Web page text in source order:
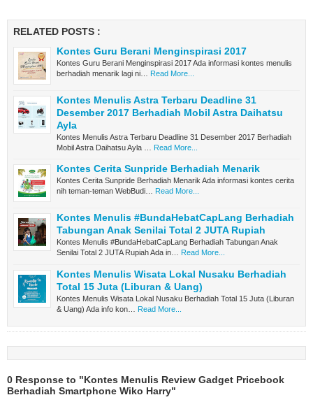
RELATED POSTS :
Kontes Guru Berani Menginspirasi 2017
Kontes Guru Berani Menginspirasi 2017 Ada informasi kontes menulis
berhadiah menarik lagi ni…
Read More...
Kontes Menulis Astra Terbaru Deadline 31
Desember 2017 Berhadiah Mobil Astra Daihatsu
Ayla
Kontes Menulis Astra Terbaru Deadline 31 Desember 2017 Berhadiah
Mobil Astra Daihatsu Ayla …
Read More...
Kontes Cerita Sunpride Berhadiah Menarik
Kontes Cerita Sunpride Berhadiah Menarik Ada informasi kontes cerita
nih teman-teman WebBudi…
Read More...
Kontes Menulis #BundaHebatCapLang Berhadiah
Tabungan Anak Senilai Total 2 JUTA Rupiah
Kontes Menulis #BundaHebatCapLang Berhadiah Tabungan Anak
Senilai Total 2 JUTA Rupiah Ada in… Read More...
Kontes Menulis Wisata Lokal Nusaku Berhadiah
Total 15 Juta (Liburan & Uang)
Kontes Menulis Wisata Lokal Nusaku Berhadiah Total 15 Juta (Liburan
& Uang) Ada info kon…
Read More...
0 Response to "Kontes Menulis Review Gadget Pricebook
Berhadiah Smartphone Wiko Harry"